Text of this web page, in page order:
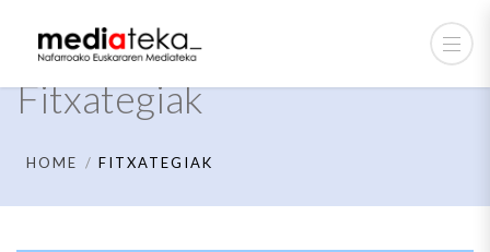
Fitxategiak
HOME FITXATEGIAK